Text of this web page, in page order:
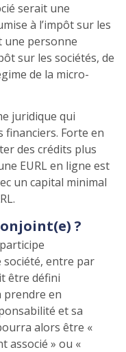
serait une
à l’impôt sur les
une personne
sur les sociétés, de
de la micro-
juridique qui
financiers. Forte en
des crédits plus
EURL en ligne est
un capital minimal
?
société, entre par
être défini
prendre en
et sa
alors être «
associé » ou «